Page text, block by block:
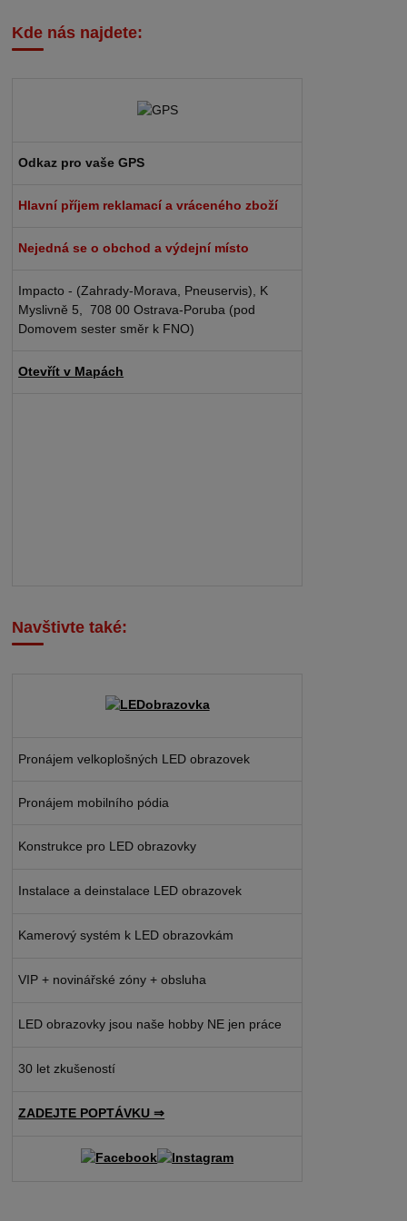
Kde nás najdete:
Odkaz pro vaše GPS
Hlavní příjem reklamací a vráceného zboží
Nejedná se o obchod a výdejní místo
Impacto - (Zahrady-Morava, Pneuservis), K
Myslivně 5, 708 00 Ostrava-Poruba (pod
Domovem sester směr k FNO)
Otevřít v Mapách
Navštivte také:
Pronájem velkoplošných LED obrazovek
Pronájem mobilního pódia
Konstrukce pro LED obrazovky
Instalace a deinstalace LED obrazovek
Kamerový systém k LED obrazovkám
VIP + novinářské zóny + obsluha
LED obrazovky jsou naše hobby NE jen práce
30 let zkušeností
ZADEJTE POPTÁVKU ⇒